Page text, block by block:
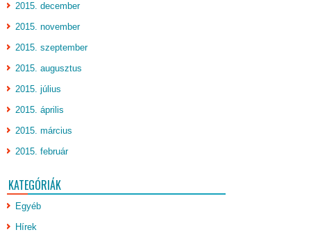
2015. december
2015. november
2015. szeptember
2015. augusztus
2015. július
2015. április
2015. március
2015. február
KATEGÓRIÁK
Egyéb
Hírek